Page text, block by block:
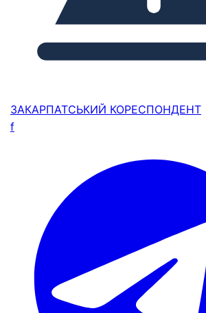
ЗАКАРПАТСЬКИЙ КОРЕСПОНДЕНТ
f